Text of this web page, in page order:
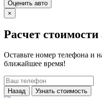
Оценить авто
×
Расчет стоимости
Оставьте номер телефона и
ближайшее время!
Назад Узнать стоимость